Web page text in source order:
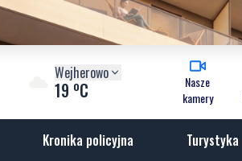
Wejherowo
19 oC
Nasze
kamery
Kronika policyjna Turystyka